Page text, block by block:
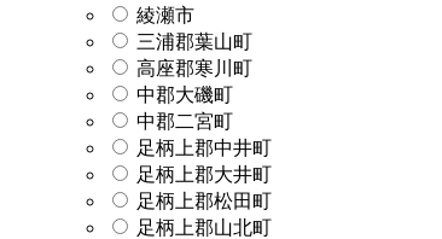
綾瀬市
三浦郡葉山町
高座郡寒川町
中郡大磯町
中郡二宮町
足柄上郡中井町
足柄上郡大井町
足柄上郡松田町
足柄上郡山北町